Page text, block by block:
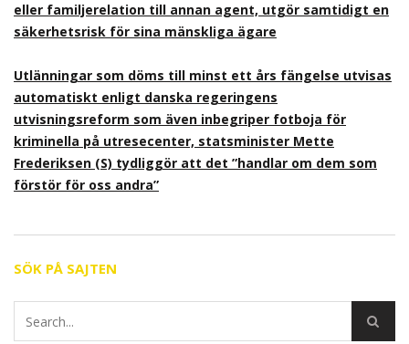
eller familjerelation till annan agent, utgör samtidigt en
säkerhetsrisk för sina mänskliga ägare
Utlänningar som döms till minst ett års fängelse utvisas
automatiskt enligt danska regeringens
utvisningsreform som även inbegriper fotboja för
kriminella på utresecenter, statsminister Mette
Frederiksen (S) tydliggör att det ”handlar om dem som
förstör för oss andra”
SÖK PÅ SAJTEN